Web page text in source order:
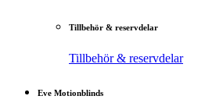
Tillbehör & reservdelar
Tillbehör & reservdelar
Eve Motionblinds